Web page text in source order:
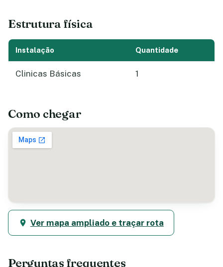
Estrutura física
Instalação Quantidade
Clinicas Básicas 1
Como chegar
Ver mapa ampliado e traçar rota
Perguntas frequentes